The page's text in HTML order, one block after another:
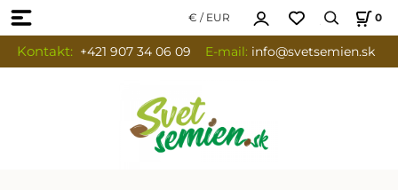
€ / EUR 0
Kontakt:+421 907 34 06 09 E-mail: info@svetsemien.sk